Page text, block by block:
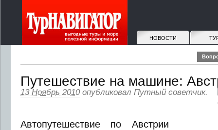
НОВОСТИ
Путешествие на машине:
13 Ноябрь 2010 опубликовал Путный советчик.
Автопутешествие по Австрии